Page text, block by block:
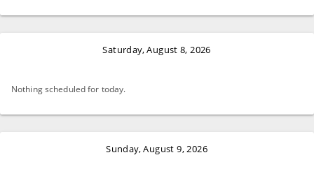
Saturday, August 8, 2026
Nothing scheduled for today.
Sunday, August 9, 2026